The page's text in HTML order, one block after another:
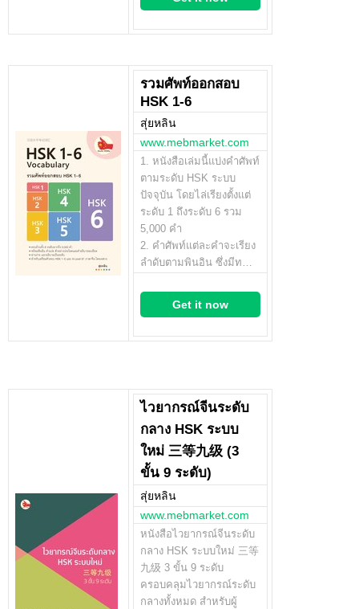
รวมศัพท์ออกสอบ
HSK 1-6
สุ่ยหลิน
www.mebmarket.com
1. หนังสือเล่มนี้แบ่งคำศัพท์
ตามระดับ HSK ระบบ
ปัจจุบัน โดยไล่เรียงตั้งแต่
ระดับ 1 ถึงระดับ 6 รวม
5,000 คำ
2. คำศัพท์แต่ละคำจะเรียง
ลำดับตามพินอิน ซึ่งมีท…
Get it now
ไวยากรณ์จีนระดับ
กลาง HSK ระบบ
ใหม่ 三等九级 (3
ขั้น 9 ระดับ)
สุ่ยหลิน
www.mebmarket.com
หนังสือไวยากรณ์จีนระดับ
กลาง HSK ระบบใหม่ 三等
九级 3 ขั้น 9 ระดับ
ครอบคลุมไวยากรณ์ระดับ
กลางทั้งหมด สำหรับผู้